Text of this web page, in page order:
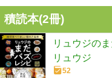
積読本(2冊)
リュウジの
リュウジ
52